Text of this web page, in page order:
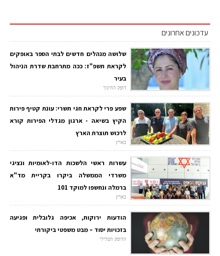
עדכונים אחרונים
שלושה מנהלים חדשים לבתי הספר באופקים
לקראת תשפ"ז: ככה מתרחבת שדרת הניהול
בעיר
דופק החינוך
שפע פרי לקראת חגי תשרי: עונת קטיף פירות
הקיץ בשיאה - ארגון מגדלי הפירות קורא
לרכוש תוצרת הארץ
בארץ
עשרות ראשי הלשכות הדו-לאומיות ונציגי
משרדי הממשלה ביקרו בקריית מד"א
ברמלה ונחשפו למוקד 101
בארץ
הודעות ירוקות, אכיפה גלובלית ופגיעה
בזכויות יסוד – מבט משפטי ביקורתי
הדופק הפלילי